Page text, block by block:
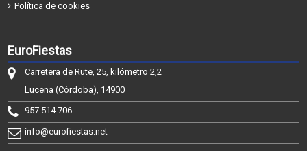
Política de cookies
EuroFiestas
Carretera de Rute, 25, kilómetro 2,2
Lucena (Córdoba), 14900
957 514 706
info@eurofiestas.net